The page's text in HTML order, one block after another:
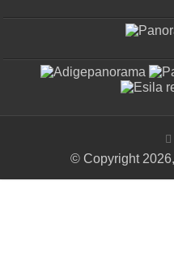
© Copyright